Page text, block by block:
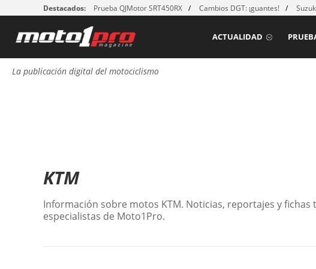
Destacados: Prueba QJMotor SRT450RX Cambios DGT: ¡guantes!
ACTUALIDAD
La publicación digital del motociclismo
KTM
Información sobre motos KTM. Noticias, reportajes y
especialistas de Moto1Pro.